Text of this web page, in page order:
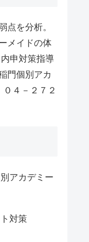
点を分析。
メイドの体
申対策指導
門個別アカ
４－２７２
アカデミー
対策